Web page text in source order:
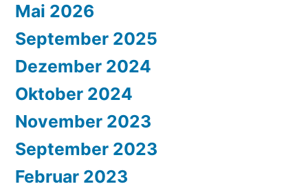
Mai 2026
September 2025
Dezember 2024
Oktober 2024
November 2023
September 2023
Februar 2023